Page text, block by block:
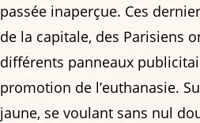
passée inaperçue. Ces
de la capitale, des Parisiens
différents panneaux
promotion de l’euthanasie.
jaune, se voulant sans nul